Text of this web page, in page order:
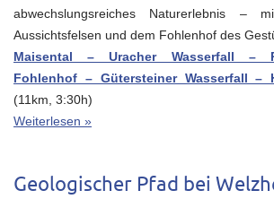
abwechslungsreiches Naturerlebnis –
Aussichtsfelsen und dem Fohlenhof des
Maisental – Uracher Wasserfall –
Fohlenhof – Gütersteiner Wasserfall –
(11km, 3:30h)
Weiterlesen »
Geologischer Pfad bei